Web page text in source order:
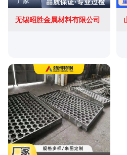
无锡昭胜金属材料有限公司